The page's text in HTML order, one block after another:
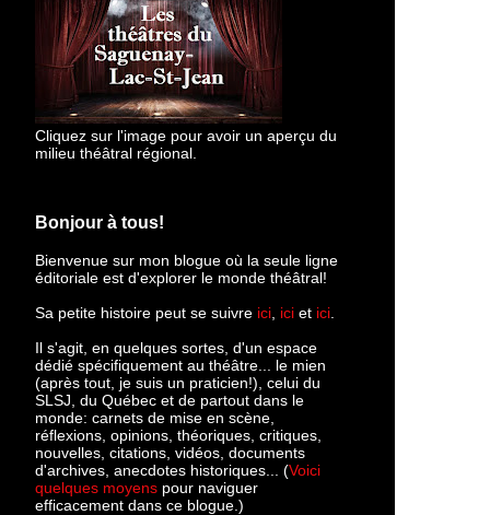
Cliquez sur l'image pour avoir un aperçu du
milieu théâtral régional.
Bonjour à tous!
Bienvenue sur mon blogue où la seule ligne
éditoriale est d'explorer le monde théâtral!
Sa petite histoire peut se suivre ici ici et ici
Il s'agit, en quelques sortes, d'un espace
dédié spécifiquement au théâtre... le mien
(après tout, je suis un praticien!), celui du
SLSJ, du Québec et de partout dans le
monde: carnets de mise en scène,
réflexions, opinions, théoriques, critiques,
nouvelles, citations, vidéos, documents
d'archives, anecdotes historiques... (Voici
quelques moyens pour naviguer
efficacement dans ce blogue.)